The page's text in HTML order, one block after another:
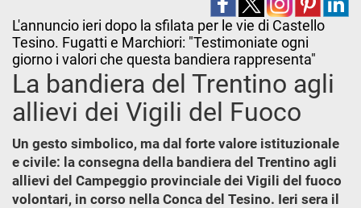
L'annuncio ieri dopo la sfilata per le vie di Castello
Tesino. Fugatti e Marchiori: "Testimoniate ogni
giorno i valori che questa bandiera rappresenta"
La bandiera del Trentino agli
allievi dei Vigili del Fuoco
Un gesto simbolico, ma dal forte valore istituzionale
e civile: la consegna della bandiera del Trentino agli
allievi del Campeggio provinciale dei Vigili del fuoco
volontari, in corso nella Conca del Tesino. Ieri sera il